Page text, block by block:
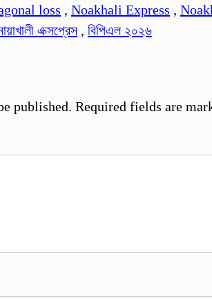
loss , Noakhali Express ,
এক্সপ্রেস, বিপিএল ২০২৬
published. Required fields are